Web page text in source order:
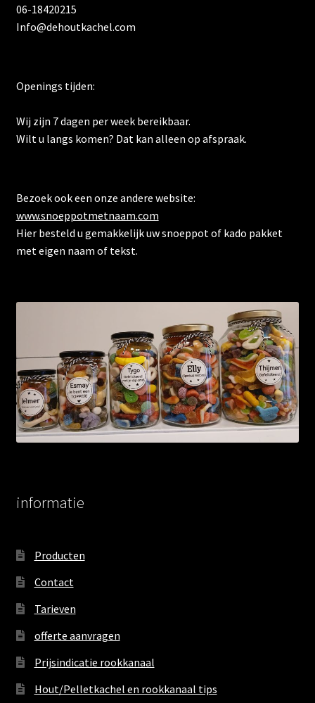
06-18420215
Info@dehoutkachel.com
Openings tijden:
Wij zijn 7 dagen per week bereikbaar.
Wilt u langs komen? Dat kan alleen op afspraak.
Bezoek ook een onze andere website:
www.snoeppotmetnaam.com
Hier besteld u gemakkelijk uw snoeppot of kado pakket
met eigen naam of tekst.
informatie
Producten
Contact
Tarieven
offerte aanvragen
Prijsindicatie rookkanaal
Hout/Pelletkachel en rookkanaal tips